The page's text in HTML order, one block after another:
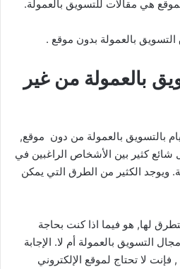
هي مقالات للتسويق بالعمولة.
بالعمولة من غير
بالتسويق بالعمولة من دون موقع,
كثير بين الأشخاص الراغبين في
ويوجد الكثير من الطرق التي يمكن
لها, هو فيما اذا كنت بحاجة
التسويق بالعمولة أم لا. الإجابة
لا تحتاج لموقع الإلكتروني